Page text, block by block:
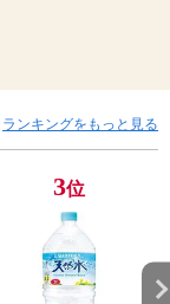
ランキングをもっと見る
3位